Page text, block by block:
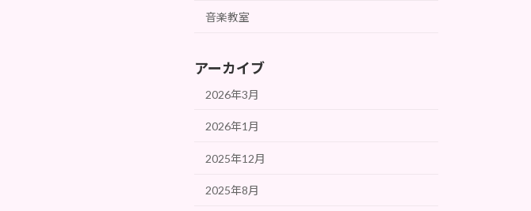
音楽教室
アーカイブ
2026年3月
2026年1月
2025年12月
2025年8月